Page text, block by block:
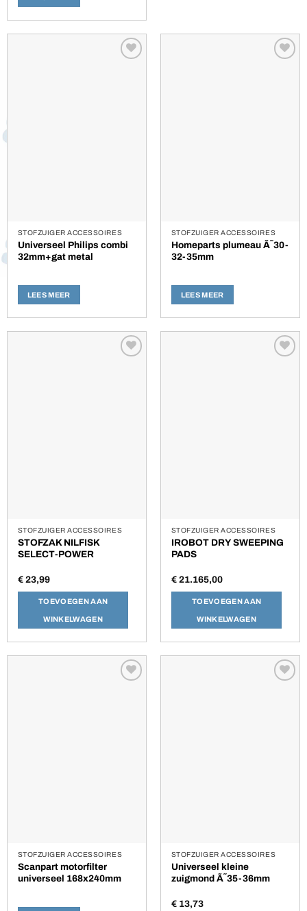
STOFZUIGER ACCESSOIRES
Universeel Philips combi
32mm+gat metal
LEES MEER
STOFZUIGER ACCESSOIRES
Homeparts plumeau Ã˜30-
32-35mm
LEES MEER
STOFZUIGER ACCESSOIRES
STOFZAK NILFISK
SELECT-POWER
€23,99
TOEVOEGEN AAN
WINKELWAGEN
STOFZUIGER ACCESSOIRES
IROBOT DRY SWEEPING
PADS
€21.165,00
TOEVOEGEN AAN
WINKELWAGEN
STOFZUIGER ACCESSOIRES
Scanpart motorfilter
universeel 168x240mm
STOFZUIGER ACCESSOIRES
Universeel kleine
zuigmond Ã˜35-36mm
€13,73